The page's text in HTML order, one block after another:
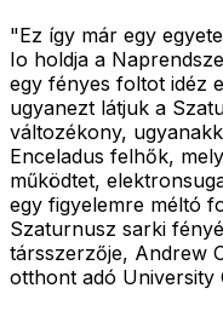
"Ez így már egy
Io holdja a
egy fényes foltot idéz
ugyanezt látjuk a
változékony,
Enceladus felhők,
működtet,
egy figyelemre méltó
Szaturnusz sarki
társszerzője, Andrew
otthont adó University